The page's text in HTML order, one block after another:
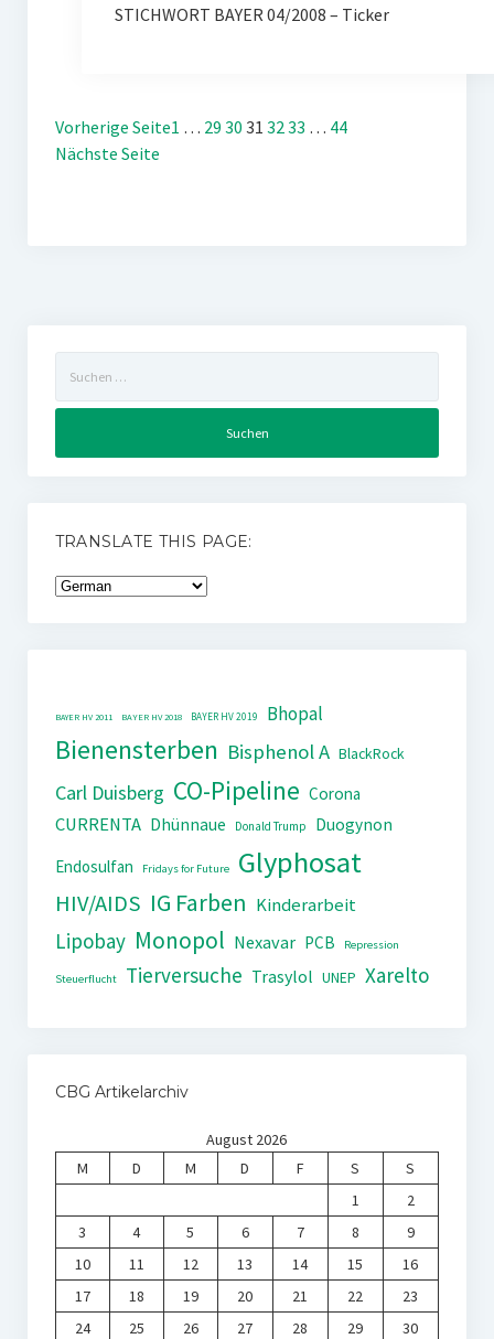
STICHWORT BAYER 04/2008 – Ticker
Vorherige Seite1 … 29 30 31 3233 … 44
Nächste Seite
nach:
TRANSLATE THIS PAGE:
BAYER HV 2011 BAYER HV 2018 BAYER HV 2019 Bhopal
Bienensterben Bisphenol A BlackRock
Carl Duisberg CO-Pipeline Corona
CURRENTA Dhünnaue Donald Trump
Duogynon
Endosulfan
Fridays for Future Glyphosat
HIV/AIDS IG Farben Kinderarbeit
Lipobay Monopol Nexavar PCB Repression
Steuerflucht Tierversuche Trasylol UNEP Xarelto
CBG Artikelarchiv
August 2026
M
D M D F S
S
1
2
3
4 5 6 7 8
9
10
11 12 13 14 15
16
17
18 19 20 21 22
23
24
25 26 27 28 29 30